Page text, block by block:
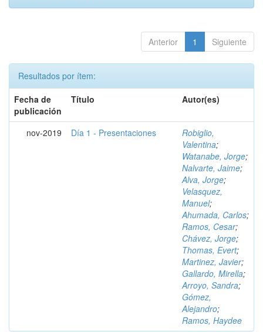
Anterior 1 Siguiente
Resultados por ítem:
Fecha de
publicación
Título Autor(es)
nov-2019 Día 1 - Presentaciones
Robiglio,
Valentina;
Watanabe, Jorge;
Nalvarte, Jaime;
Alva, Jorge;
Velasquez,
Manuel;
Ahumada, Carlos;
Ramos, Cesar;
Chávez, Jorge;
Thomas, Evert;
Martinez, Javier;
Gallardo, Mirella;
Arroyo, Sandra;
Gómez,
Alejandro;
Ramos, Haydee